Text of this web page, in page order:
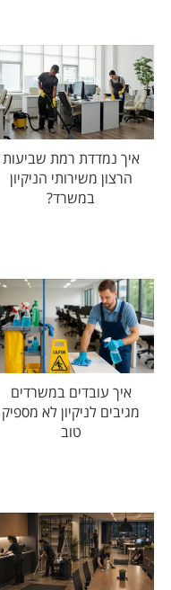
איך נמדדת רמת שביעות
הרצון משירותי הניקיון
במשרד?
איך עובדים במשרדים
מגיבים לניקיון לא מספיק
טוב